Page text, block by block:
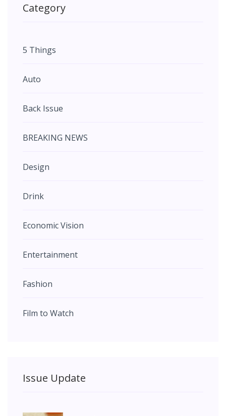
Category
5 Things
Auto
Back Issue
BREAKING NEWS
Design
Drink
Economic Vision
Entertainment
Fashion
Film to Watch
Issue Update